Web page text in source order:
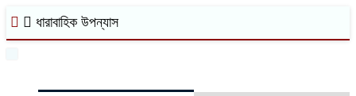
ধারাবাহিক উপন্যাস